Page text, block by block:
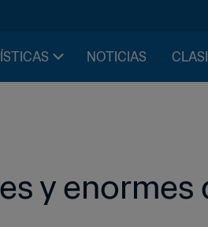
NOTICIAS
y enormes